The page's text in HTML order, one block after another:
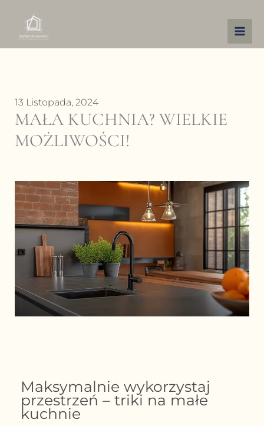
treści
13 Listopada, 2024
MAŁA KUCHNIA? WIELKIE
MOŻLIWOŚCI!
Maksymalnie wykorzystaj
przestrzeń – triki na małe
kuchnie